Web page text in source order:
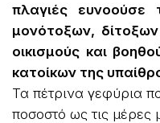
πλαγιές ευνοούσε
μονότοξων,
οικισμούς και
κατοίκων της
Τα πέτρινα γεφύρια
ποσοστό ως τις μέρες